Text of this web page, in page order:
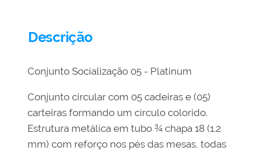
Descrição
Conjunto Socialização 05 - Platinum
Conjunto circular com 05 cadeiras e (05)
carteiras formando um círculo colorido.
Estrutura metálica em tubo ¾ chapa 18 (1.2
mm) com reforço nos pés das mesas, todas